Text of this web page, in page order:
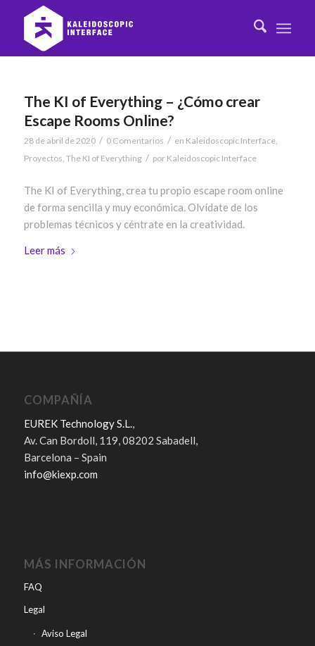
The KI of Everything – ¿Cómo crear
Escape Rooms Online?
28 de abril de 2020 / 0 Comentarios / en Kaleidoscopic Interface,
Proyectos, The KI of Everything / por Kaleidoscopic Interface
The KI of Everything, crea tu propio escape room online
de forma sencilla y muy económica. Olvídate de los
problemas técnicos y céntrate en la creatividad.
Leer más
COMPAÑÍA
EUREK Technology S.L.,
Av. Can Bordoll, 119, 08202 Sabadell,
Barcelona – Spain
info@kiexp.com
MÁS INFORMACIÓN
FAQ
Legal
Aviso Legal